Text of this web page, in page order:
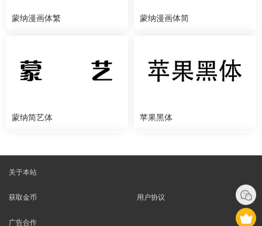
蒙纳漫画体繁 蒙纳漫画体简
蒙纳简艺体 苹果黑体
关于本站
获取金币 用户协议
广告合作